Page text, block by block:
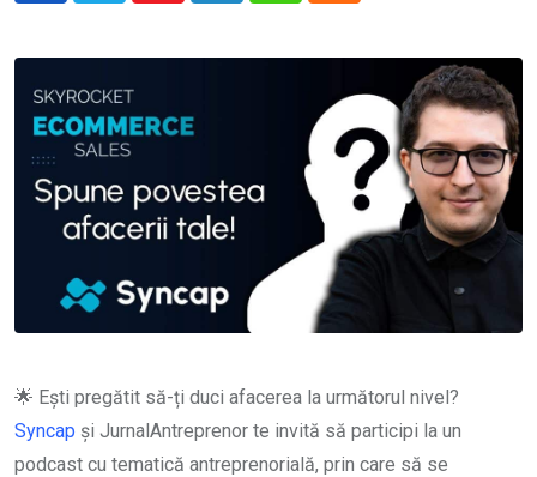
🌟 Ești pregătit să-ți duci afacerea la următorul nivel?
Syncap și JurnalAntreprenor te invită să participi la un
podcast cu tematică antreprenorială, prin care să se